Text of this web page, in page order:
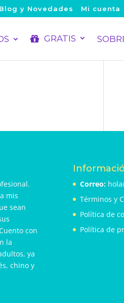
Blog y Novedades Mi cuenta
GRATIS
mis
sean
con
la
ya
chino y
Correo:
Términos y
Política de
Política de